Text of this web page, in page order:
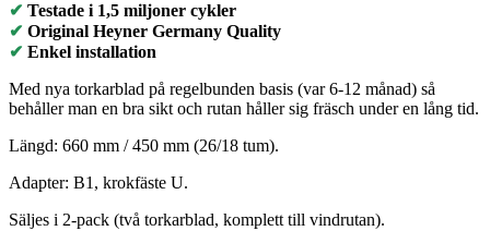
✔ Testade i 1,5 miljoner cykler
✔ Original Heyner Germany Quality
✔ Enkel installation
Med nya torkarblad på regelbunden basis (var 6-12 månad) så
behåller man en bra sikt och rutan håller sig fräsch under en lång tid.
Längd: 660 mm / 450 mm (26/18 tum).
Adapter: B1, krokfäste U.
Säljes i 2-pack (två torkarblad, komplett till vindrutan).